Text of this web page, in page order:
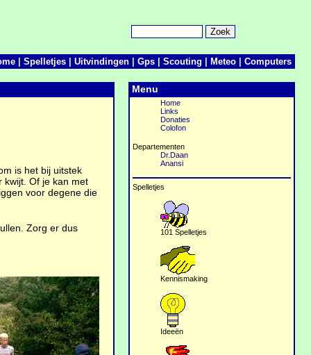
|Spelletjes |Uitvindingen |Gps |Scouting Meteo |Computers
Menu
is het bij uitstek
kwijt. Of je kan met
voor degene die
Zorg er dus
Home
Links
Donaties
Colofon
Departementen
Dr.Daan
Anansi
Spelletjes
101 Spelletjes
Kennismaking
Ideeën